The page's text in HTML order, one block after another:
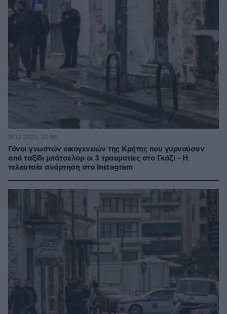
Γόνοι γνωστών οικογενειών της Κρήτης που γυρνούσαν
από ταξίδι μπάτσελορ οι 3 τραυματίες στο Γκάζι - Η
τελευταία ανάρτηση στο Instagram
16.12.2023, 22:28